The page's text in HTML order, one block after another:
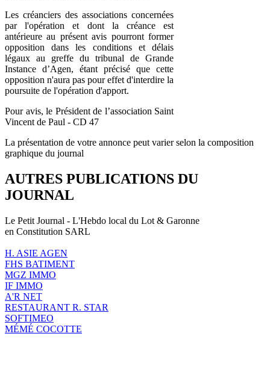
Les créanciers des associations concernées
par l'opération et dont la créance est
antérieure au présent avis pourront former
opposition dans les conditions et délais
légaux au greffe du tribunal de Grande
Instance d’Agen, étant précisé que cette
opposition n'aura pas pour effet d'interdire la
poursuite de l'opération d'apport.
Pour avis, le Président de l’association Saint
Vincent de Paul - CD 47
La présentation de votre annonce peut varier selon la composition
graphique du journal
AUTRES PUBLICATIONS DU
JOURNAL
Le Petit Journal - L'Hebdo local du Lot & Garonne
en Constitution SARL
H. ASIE AGEN
FHS BATIMENT
MGZ IMMO
IF IMMO
A'R NET
RESTAURANT R. STAR
SOFTIMEO
MÉMÉ COCOTTE